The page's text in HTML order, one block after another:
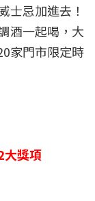
士忌加進去！
酒一起喝，大
家門市限定時
大獎項